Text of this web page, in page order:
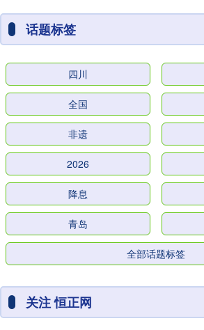
话题标签
四川
全国
非遗
2026
降息
青岛
全部话题标签
关注 恒正网